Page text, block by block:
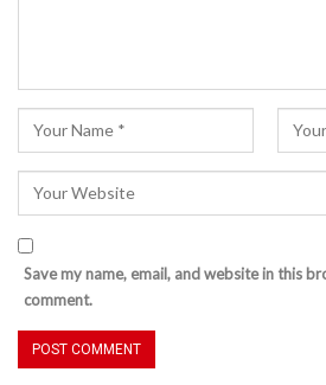
Save my name, email, and website in this
comment.